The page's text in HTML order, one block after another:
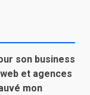
son business
et agences
mon